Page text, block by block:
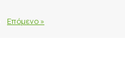
Επόμενο »